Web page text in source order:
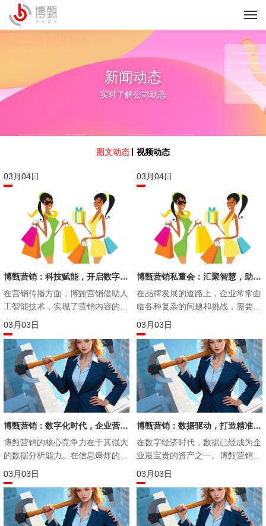
新闻动态
实时了解公司动态
图文动态 视频动态
04
03月
博甄营销：科技赋能，开启数字营销新篇章
在营销传播方面，博甄营销借助人
工智能技术，实现了营销内容的个
性化推荐。通过智能算法，根据不
同消费者的特点和需求，推送符合
其兴趣的营销内容。这样不仅提高
了营销信息的触达率，还增强了消
费者与品牌之间的互动和粘性。例
如，在为一家服装品牌进行线上营
销时，博甄营销利用人工智能技
术，为不同的消费者推荐适合其身
材、风格和喜好的服装款式，消费
者在浏览品牌官方网站或社交媒体
页面时，看到的都是自己感兴趣的
率。
04
03月
博甄营销私董会：汇聚智慧，助力品牌发展
​在品牌发展的道路上，企业常常面
临各种复杂的问题和挑战，需要专
业的建议和行业智慧的碰撞。博甄
营销私董会应运而生，作为一个汇
聚各方智慧的高端平台，为品牌提
供了针对性的问题解决之道，助力
品牌实现更好的发展。
03
03月
博甄营销：数字化时代，企业营销的破局之道
博甄营销​的核心竞争力在于其强大
的数据分析能力。在信息爆炸的时
代，数据已经成为企业最宝贵的资
产之一。博甄营销通过自主研发的
数据分析平台，能够精准捕捉消费
者的行为轨迹，洞察市场趋势，为
品牌制定科学的营销策略提供有力
03
03月
博甄营销：数据驱动，打造精准营销新范式
在数字经济时代，数据已经成为企
业最宝贵的资产之一。博甄营销深
谙数据的重要性，将数据分析和应
用作为其核心竞争力，为企业提供
精准、高效的营销解决方案。通过
自主研发的数据分析平台，博甄营
销能够深入洞察消费者行为，精准
03
03月 03
03月